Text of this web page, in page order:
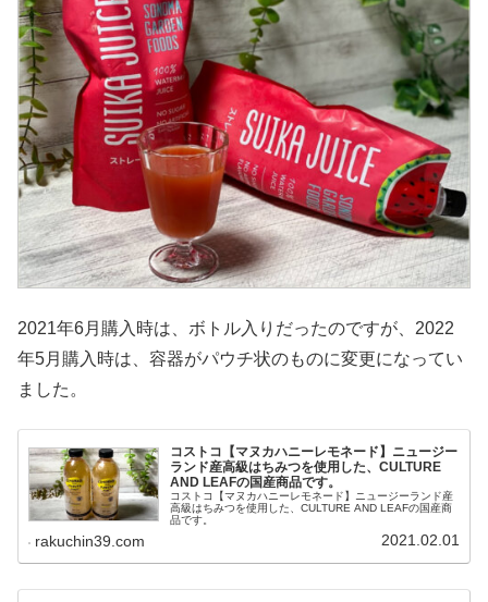
2021年6月購入時は、ボトル入りだったのですが、2022
年5月購入時は、容器がパウチ状のものに変更になってい
ました。
コストコ【マヌカハニーレモネード】ニュージー
ランド産高級はちみつを使用した、CULTURE
AND LEAFの国産商品です。
コストコ【マヌカハニーレモネード】ニュージーランド産
高級はちみつを使用した、CULTURE AND LEAFの国産商
品です。
rakuchin39.com 2021.02.01